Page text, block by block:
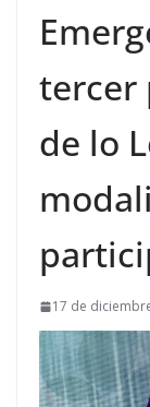
tercer
de lo
17 de